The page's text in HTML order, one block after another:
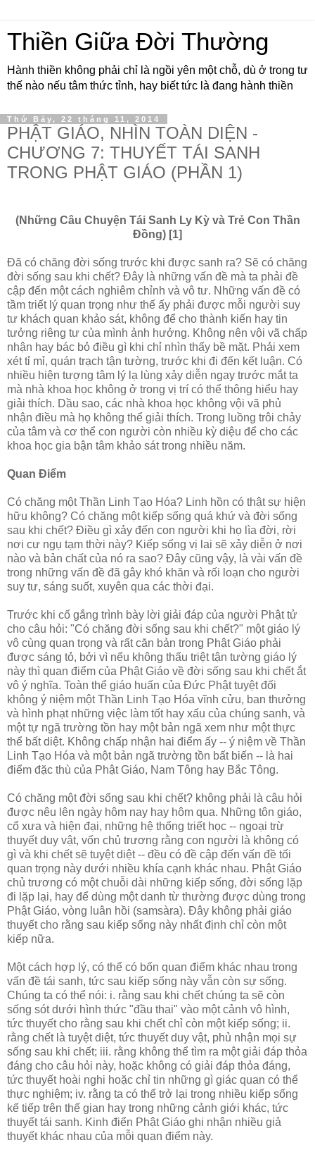
Thiền Giữa Đời Thường
Hành thiền không phải chỉ là ngồi yên một chỗ, dù ở trong tư
thế nào nếu tâm thức tỉnh, hay biết tức là đang hành thiền
Thứ Bảy, 22 tháng 11, 2014
PHẬT GIÁO, NHÌN TOÀN DIỆN -
CHƯƠNG 7: THUYẾT TÁI SANH
TRONG PHẬT GIÁO (PHẦN 1)
(Những Câu Chuyện Tái Sanh Ly Kỳ và Trẻ Con Thần
Ðồng) [1]
Ðã có chăng đời sống trước khi được sanh ra? Sẽ có chăng
đời sống sau khi chết? Ðây là những vấn đề mà ta phải đề
cập đến một cách nghiêm chỉnh và vô tư. Những vấn đề có
tầm triết lý quan trọng như thế ấy phải được mỗi người suy
tư khách quan khảo sát, không để cho thành kiến hay tin
tưởng riêng tư của mình ảnh hưởng. Không nên vội vã chấp
nhận hay bác bỏ điều gì khi chỉ nhìn thấy bề mặt. Phải xem
xét tỉ mỉ, quán trạch tận tường, trước khi đi đến kết luận. Có
nhiều hiện tượng tâm lý lạ lùng xảy diễn ngay trước mắt ta
mà nhà khoa học không ở trong vị trí có thể thông hiểu hay
giải thích. Dầu sao, các nhà khoa học không vội vã phủ
nhận điều mà họ không thể giải thích. Trong luồng trôi chảy
của tâm và cơ thể con người còn nhiều kỳ diệu để cho các
khoa học gia bận tâm khảo sát trong nhiều năm.
Quan Ðiểm
Có chăng một Thần Linh Tạo Hóa? Linh hồn có thật sự hiện
hữu không? Có chăng một kiếp sống quá khứ và đời sống
sau khi chết? Ðiều gì xảy đến con người khi họ lìa đời, rời
nơi cư ngụ tạm thời này? Kiếp sống vị lai sẽ xảy diễn ở nơi
nào và bản chất của nó ra sao? Ðây cũng vậy, là vài vấn đề
trong những vấn đề đã gây khó khăn và rối loạn cho người
suy tư, sáng suốt, xuyên qua các thời đại.
Trước khi cố gắng trình bày lời giải đáp của người Phật tử
cho câu hỏi: "Có chăng đời sống sau khi chết?" một giáo lý
vô cùng quan trọng và rất căn bản trong Phật Giáo phải
được sáng tỏ, bởi vì nếu không thấu triệt tận tường giáo lý
này thì quan điểm của Phật Giáo về đời sống sau khi chết ắt
vô ý nghĩa. Toàn thể giáo huấn của Ðức Phật tuyệt đối
không ý niệm một Thần Linh Tạo Hóa vĩnh cửu, ban thưởng
và hình phạt những việc làm tốt hay xấu của chúng sanh, và
một tự ngã trường tồn hay một bản ngã xem như một thực
thể bất diệt. Không chấp nhận hai điểm ấy -- ý niệm về Thần
Linh Tạo Hóa và một bản ngã trường tồn bất biến -- là hai
điểm đặc thù của Phật Giáo, Nam Tông hay Bắc Tông.
Có chăng một đời sống sau khi chết? không phải là câu hỏi
được nêu lên ngày hôm nay hay hôm qua. Những tôn giáo,
cổ xưa và hiện đại, những hệ thống triết học -- ngoại trừ
thuyết duy vật, vốn chủ trương rằng con người là không có
gì và khi chết sẽ tuyệt diệt -- đều có đề cập đến vấn đề tối
quan trọng này dưới nhiều khía cạnh khác nhau. Phật Giáo
chủ trương có một chuỗi dài những kiếp sống, đời sống lặp
đi lặp lại, hay để dùng một danh từ thường được dùng trong
Phật Giáo, vòng luân hồi (samsàra). Ðây không phải giáo
thuyết cho rằng sau kiếp sống này nhất định chỉ còn một
kiếp nữa.
Một cách hợp lý, có thể có bốn quan điểm khác nhau trong
vấn đề tái sanh, tức sau kiếp sống này vẫn còn sự sống.
Chúng ta có thể nói: i. rằng sau khi chết chúng ta sẽ còn
sống sót dưới hình thức "đầu thai" vào một cảnh vô hình,
tức thuyết cho rằng sau khi chết chỉ còn một kiếp sống; ii.
rằng chết là tuyệt diệt, tức thuyết duy vật, phủ nhận mọi sự
sống sau khi chết; iii. rằng không thể tìm ra một giải đáp thỏa
đáng cho câu hỏi này, hoặc không có giải đáp thỏa đáng,
tức thuyết hoài nghi hoặc chỉ tin những gì giác quan có thể
thực nghiệm; iv. rằng ta có thể trở lại trong nhiều kiếp sống
kế tiếp trên thế gian hay trong những cảnh giới khác, tức
thuyết tái sanh. Kinh điển Phật Giáo ghi nhận nhiều giả
thuyết khác nhau của mỗi quan điểm này.